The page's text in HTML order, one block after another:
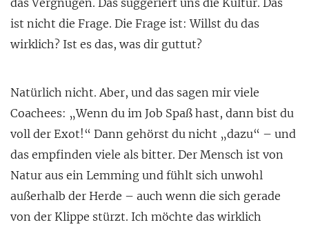
das Vergnügen. Das suggeriert uns die Kultur. Das
ist nicht die Frage. Die Frage ist: Willst du das
wirklich? Ist es das, was dir guttut?
Natürlich nicht. Aber, und das sagen mir viele
Coachees: „Wenn du im Job Spaß hast, dann bist du
voll der Exot!“ Dann gehörst du nicht „dazu“ – und
das empfinden viele als bitter. Der Mensch ist von
Natur aus ein Lemming und fühlt sich unwohl
außerhalb der Herde – auch wenn die sich gerade
von der Klippe stürzt. Ich möchte das wirklich